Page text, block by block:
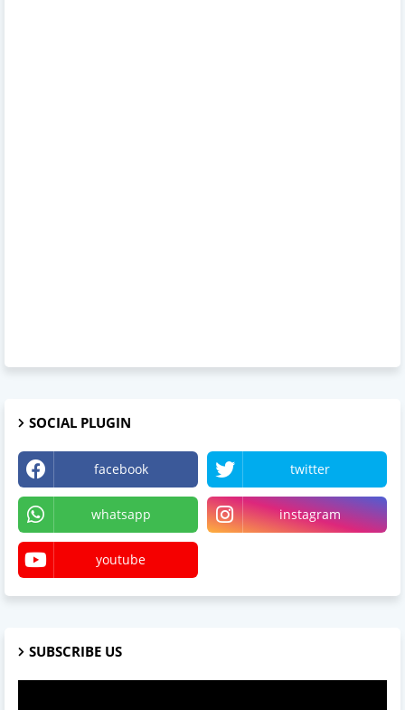
SOCIAL PLUGIN
facebook twitter
whatsapp instagram
youtube
SUBSCRIBE US